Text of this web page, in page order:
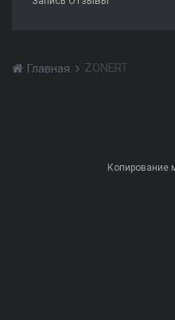
Главная ZONERT
Копирование